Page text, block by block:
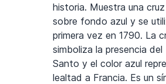
historia. Muestra una
sobre fondo azul y se
primera vez en 1790. La
simboliza la presencia del
Santo y el color azul
lealtad a Francia. Es un